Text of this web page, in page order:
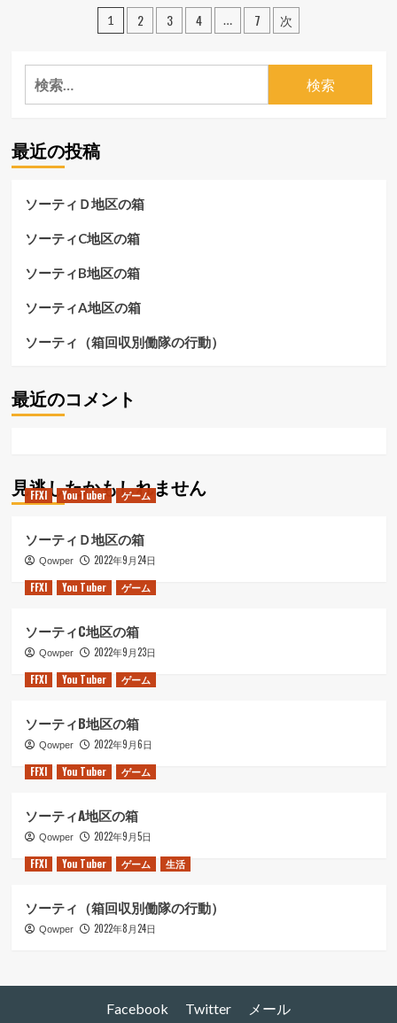
い
さ
ら
む
（ビ
オ
ブ）
に
て
ら
読
ン
ジ
１
く
士）
つ
て
ら
投
の
ペ
ー
ジ
送
り
1 2 3 4 … 7 次
検
索:
最近の投稿
ソーティＤ地区の箱
ソーティC地区の箱
ソーティB地区の箱
ソーティA地区の箱
ソーティ（箱回収別働隊の行動）
最近のコメント
見逃したかもしれません
FFXI You Tuber ゲーム
ソーティＤ地区の箱
Qowper
2022年9月24日
FFXI
You Tuber ゲーム
ソーティC地区の箱
Qowper
2022年9月23日
FFXI
You Tuber ゲーム
ソーティB地区の箱
Qowper
2022年9月6日
FFXI
You Tuber ゲーム
ソーティA地区の箱
Qowper
2022年9月5日
FFXI
You Tuber ゲーム 生活
ソーティ（箱回収別働隊の行動）
Qowper 2022年8月24日
Facebook Twitter メール